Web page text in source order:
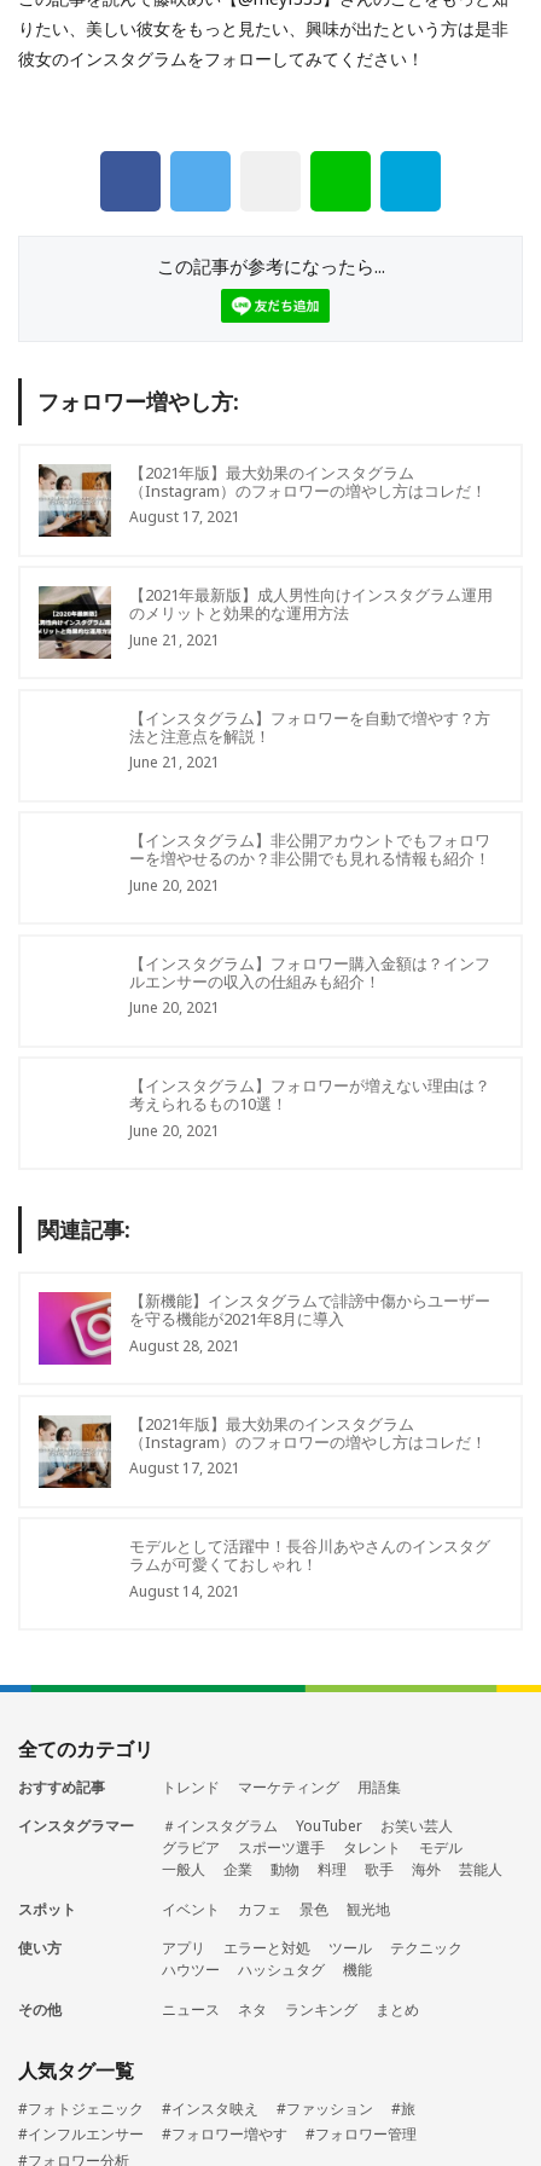
りたい、美しい彼女をもっと見たい、興味が出たという方は是非
彼女のインスタグラムをフォローしてみてください！
この記事が参考になったら...
フォロワー増やし方:
【2021年版】最大効果のインスタグラム
（Instagram）のフォロワーの増やし方はコレだ！
August 17, 2021
【2021年最新版】成人男性向けインスタグラム運用
のメリットと効果的な運用方法
June 21, 2021
【インスタグラム】フォロワーを自動で増やす？方
法と注意点を解説！
June 21, 2021
【インスタグラム】非公開アカウントでもフォロワ
ーを増やせるのか？非公開でも見れる情報も紹介！
June 20, 2021
【インスタグラム】フォロワー購入金額は？インフ
ルエンサーの収入の仕組みも紹介！
June 20, 2021
【インスタグラム】フォロワーが増えない理由は？
考えられるもの10選！
June 20, 2021
関連記事:
【新機能】インスタグラムで誹謗中傷からユーザー
を守る機能が2021年8月に導入
August 28, 2021
【2021年版】最大効果のインスタグラム
（Instagram）のフォロワーの増やし方はコレだ！
August 17, 2021
モデルとして活躍中！長谷川あやさんのインスタグ
ラムが可愛くておしゃれ！
August 14, 2021
全てのカテゴリ
おすすめ記事 トレンド マーケティング
用語集
インスタグラマー
＃インスタグラム YouTuber
お笑い芸人
グラビア
スポーツ選手 タレント
モデル
一般人
企業 動物 料理 歌手 海外
芸能人
スポット
イベント カフェ 景色
観光地
使い方
アプリ エラーと対処 ツール
テクニック
ハウツー
ハッシュタグ
機能
その他
ニュース ネタ ランキング まとめ
人気タグ一覧
#フォトジェニック #インスタ映え #ファッション
#旅
#インフルエンサー
#フォロワー増やす
#フォロワー管理
#フォロワー分析